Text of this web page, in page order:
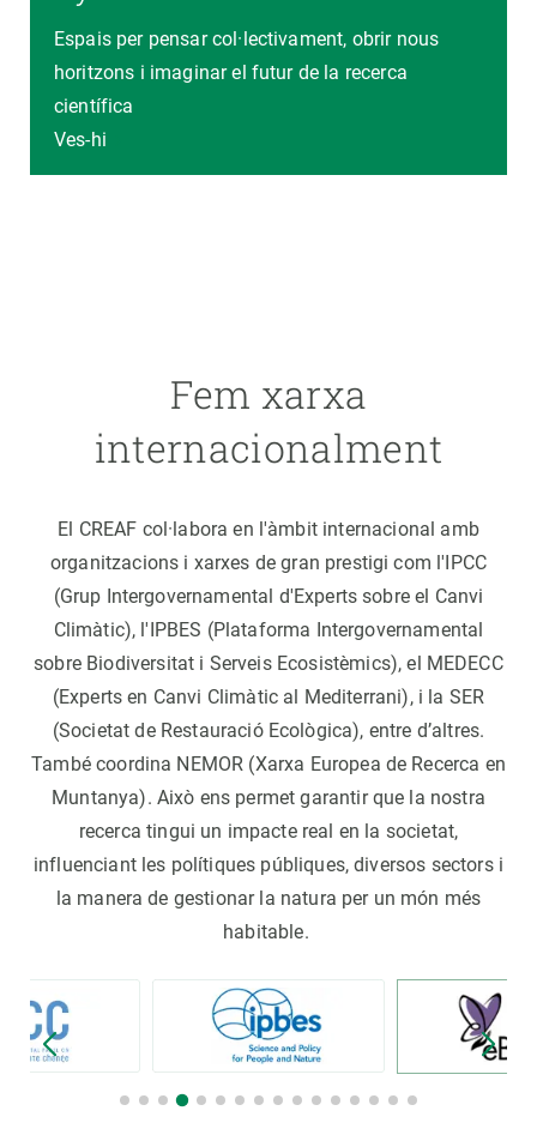
Espais per pensar col·lectivament, obrir nous
horitzons i imaginar el futur de la recerca
científica
Ves-hi
Fem xarxa
internacionalment
El CREAF col·labora en l'àmbit internacional amb
organitzacions i xarxes de gran prestigi com l'IPCC
(Grup Intergovernamental d'Experts sobre el Canvi
Climàtic), l'IPBES (Plataforma Intergovernamental
sobre Biodiversitat i Serveis Ecosistèmics), el MEDECC
(Experts en Canvi Climàtic al Mediterrani), i la SER
(Societat de Restauració Ecològica), entre d’altres.
També coordina NEMOR (Xarxa Europea de Recerca en
Muntanya). Això ens permet garantir que la nostra
recerca tingui un impacte real en la societat,
influenciant les polítiques públiques, diversos sectors i
la manera de gestionar la natura per un món més
habitable.